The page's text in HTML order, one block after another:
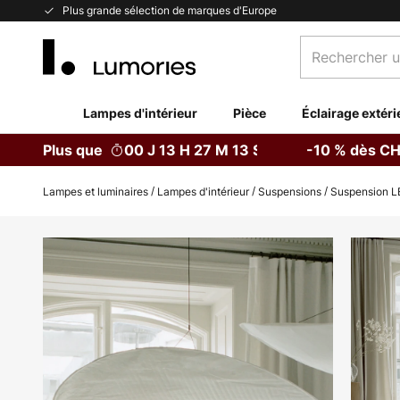
Plus grande sélection de marques d'Europe
Allez
un
catégorie...
Lampes d'intérieur Pièce Éclairage
Plus que 00 J 13 H 27 M 12 S -10 % dès
Lampes et luminaires Lampes d'intérieur Suspensions Suspension
to
the
end
of
images